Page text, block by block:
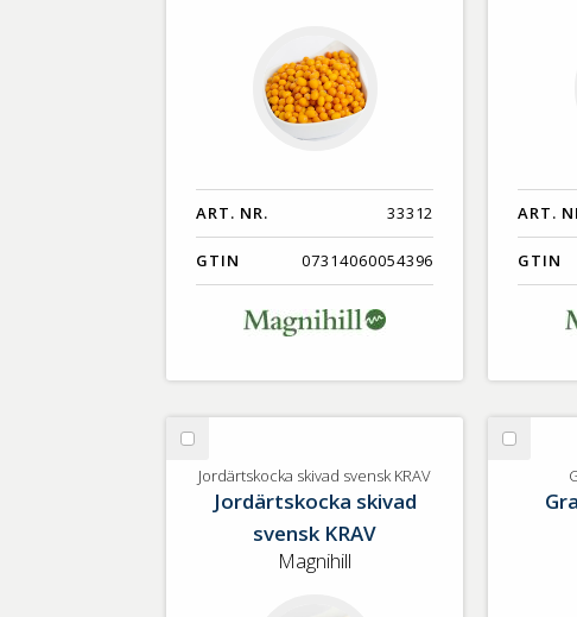
ART. NR. 33312
GTIN 07314060054396
ART.
GTIN
Välj
Jordärtskocka
skivad
Jordärtskocka skivad svensk KRAV
Jordärtskocka skivad
svensk KRAV
Magnihill
Välj